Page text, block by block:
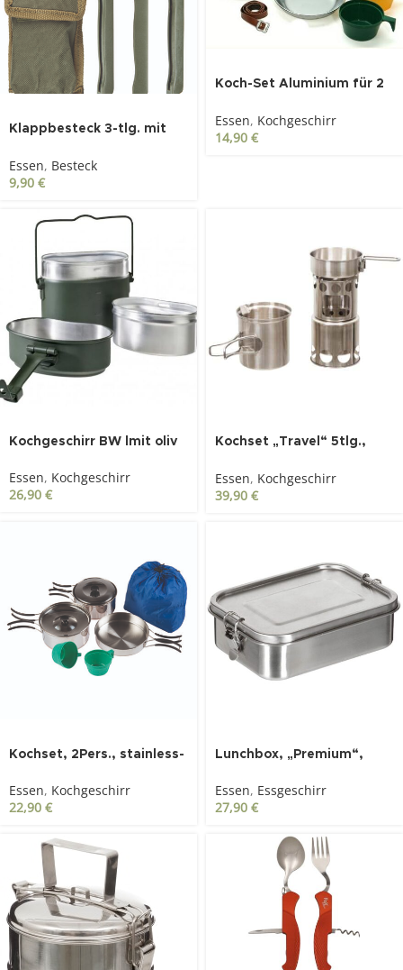
Klappbesteck 3-tlg. mit
Essen, Besteck
9,90 €
Koch-Set Aluminium für 2
Essen, Kochgeschirr
14,90 €
Kochgeschirr BW lmit oliv
Essen, Kochgeschirr
26,90 €
Kochset „Travel“ 5tlg.,
Essen, Kochgeschirr
39,90 €
Kochset, 2Pers., stainless-
Essen, Kochgeschirr
22,90 €
Lunchbox, „Premium“,
cm
Essen, Essgeschirr
27,90 €